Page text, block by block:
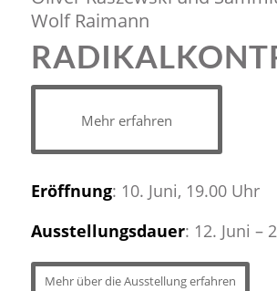
Wolf Raimann
Mehr erfahren
Eröffnung: 10. Juni, 19.00 Uhr
Ausstellungsdauer: 12. Juni –
Mehr über die Ausstellung erfahren